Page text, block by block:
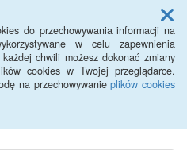
do przechowywania informacji na
w celu zapewnienia
chwili możesz dokonać zmiany
cookies w Twojej przeglądarce.
na przechowywanieplików cookies
Menu